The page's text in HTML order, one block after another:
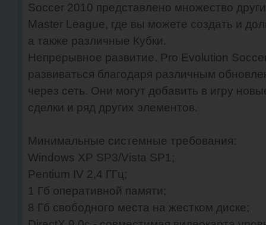
Soccer 2010 представлено множество
Master League, где вы можете создать и
а также различные Кубки.
Непрерывное развитие. Pro Evolution
развиваться благодаря различным
через сеть. Они могут добавить в игру
сделки и ряд других элементов.
Минимальные системные требования:
Windows XP SP3/Vista SP1;
Pentium IV 2,4 ГГц;
1 Гб оперативной памяти;
8 Гб свободного места на жестком диске;